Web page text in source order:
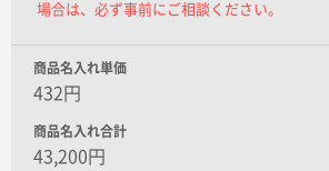
場合は、必ず事前にご相談ください。
商品名入れ単価
432円
商品名入れ合計
43,200円